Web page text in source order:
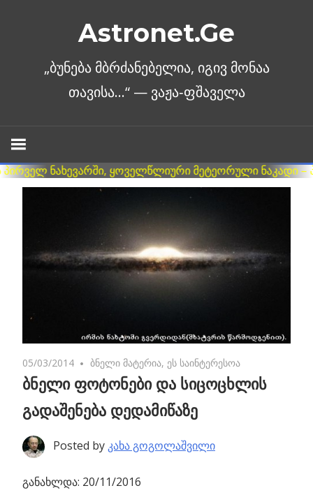
Astronet.Ge
05/03/2014 No comments
ბნელი მატერია, ეს საინტერესოა
ბნელი ფოტონები და სიცოცხლის
გადაშენება დედამიწაზე
Posted by კახა გოგოლაშვილი
განახლდა: 20/11/2016